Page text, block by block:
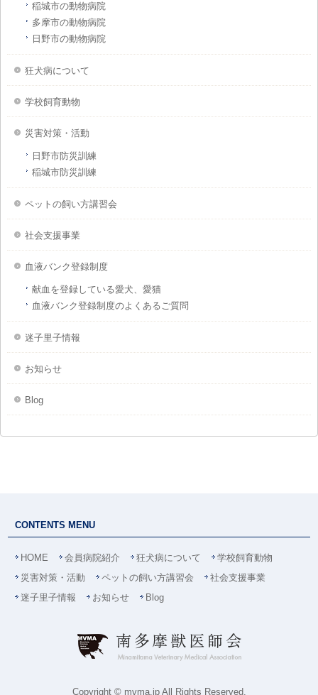
稲城市の動物病院
多摩市の動物病院
日野市の動物病院
狂犬病について
学校飼育動物
災害対策・活動
日野市防災訓練
稲城市防災訓練
ペットの飼い方講習会
社会支援事業
血液バンク登録制度
献血を登録している愛犬、愛猫
血液バンク登録制度のよくあるご質問
迷子里子情報
お知らせ
Blog
CONTENTS MENU
HOME 会員病院紹介 狂犬病について
学校飼育動物
災害対策・活動
ペットの飼い方講習会
社会支援事業
迷子里子情報
お知らせ Blog
Copyright © mvma.jp All Rights Reserved.